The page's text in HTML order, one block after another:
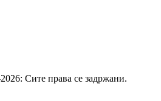
Сите права се задржани.